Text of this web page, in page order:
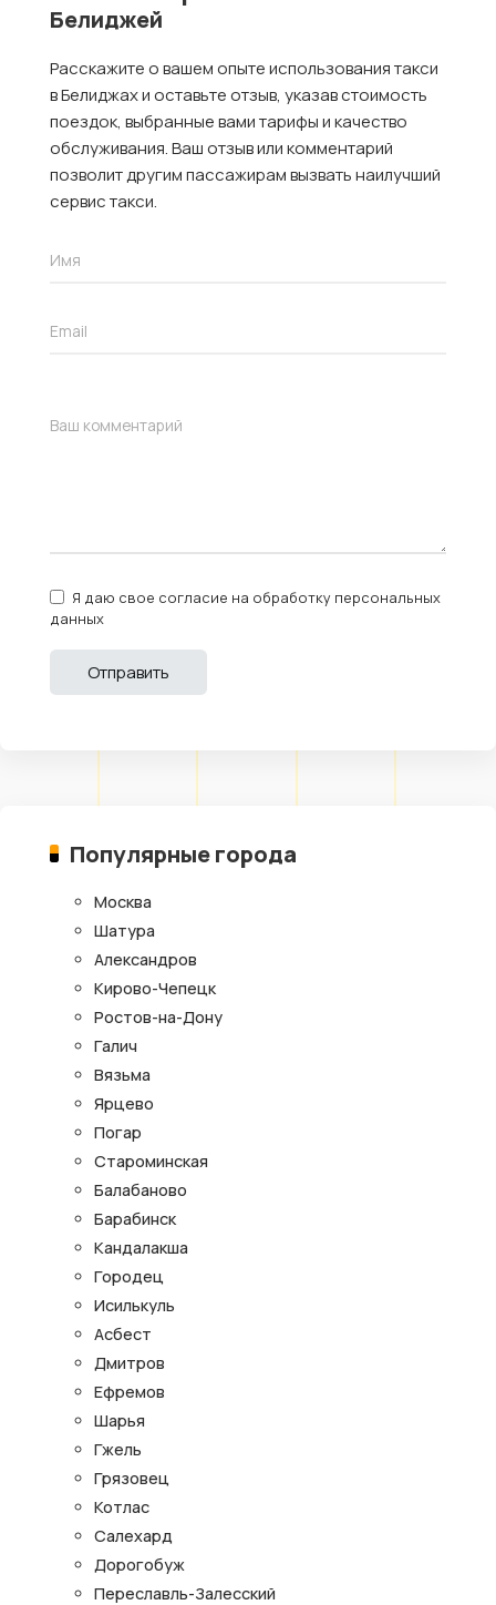
Белиджей
Расскажите о вашем опыте использования такси
в Белиджах и оставьте отзыв, указав стоимость
поездок, выбранные вами тарифы и качество
обслуживания. Ваш отзыв или комментарий
позволит другим пассажирам вызвать наилучший
сервис такси.
Я даю свое согласие на обработку персональных
данных
Популярные города
Москва
Шатура
Александров
Кирово-Чепецк
Ростов-на-Дону
Галич
Вязьма
Ярцево
Погар
Староминская
Балабаново
Барабинск
Кандалакша
Городец
Исилькуль
Асбест
Дмитров
Ефремов
Шарья
Гжель
Грязовец
Котлас
Салехард
Дорогобуж
Переславль-Залесский